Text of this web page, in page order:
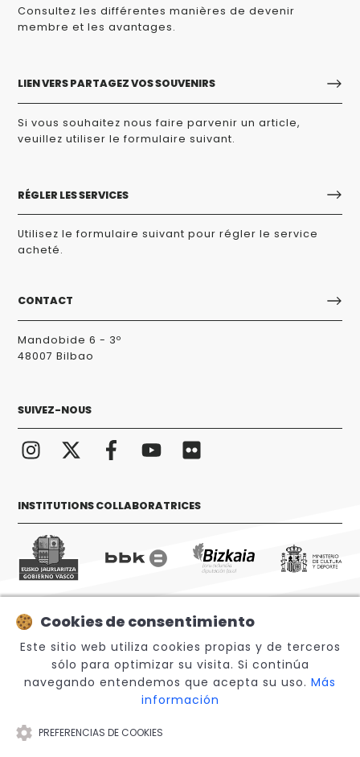
Consultez les différentes manières de devenir
membre et les avantages.
LIEN VERS PARTAGEZ VOS SOUVENIRS
Si vous souhaitez nous faire parvenir un article,
veuillez utiliser le formulaire suivant.
RÉGLER LES SERVICES
Utilisez le formulaire suivant pour régler le service
acheté.
CONTACT
Mandobide 6 - 3º
48007 Bilbao
SUIVEZ-NOUS
INSTITUTIONS COLLABORATRICES
© 2026 Sabino Arana Fundazioa
Cookies de consentimiento
Este sitio web utiliza cookies propias y de terceros
sólo para optimizar su visita. Si continúa
navegando entendemos que acepta su uso. Más
información
PREFERENCIAS DE COOKIES